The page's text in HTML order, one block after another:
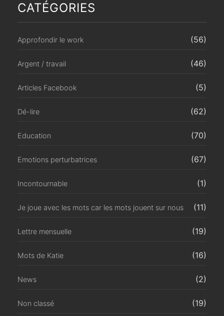
CATÉGORIES
Approfondir le work (56)
Argent / travail (46)
Articles Facebook (5)
Dé-lire (62)
Education (70)
Emotions perturbatrices (67)
Incontournable (1)
Je joue avec les mots car les mots jouent sur nous (11)
Lettre mensuelle (19)
Mots de Katie (16)
News (2)
Non classé (19)